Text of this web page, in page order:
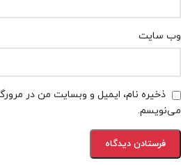
وب‌ سایت
ذخیره نام، ایمیل و وبسایت من در
می‌نویسم.